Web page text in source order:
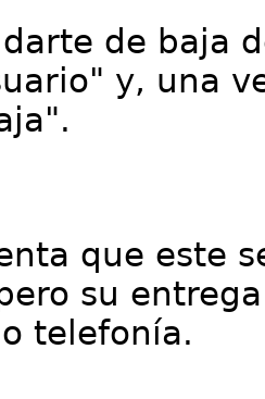
darte de baja
y, una
que este
su
telefonía.